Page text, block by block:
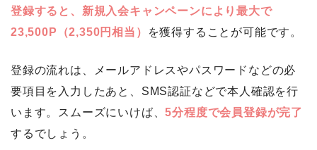
登録すると、新規入会キャンペーンにより最大で
23,500P（2,350円相当）
を獲得することが可能です。
登録の流れは、メールアドレスやパスワードなどの必
要項目を入力したあと、SMS認証などで本人確認を行
います。スムーズにいけば、5分程度で会員登録が完了
するでしょう。